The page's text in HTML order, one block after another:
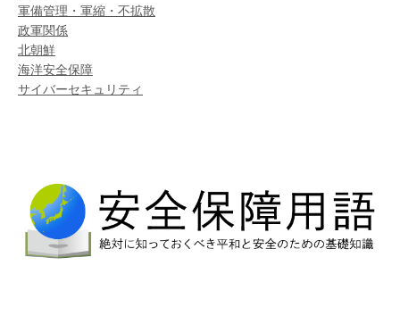
軍備管理・軍縮・不拡散
政軍関係
北朝鮮
海洋安全保障
サイバーセキュリティ